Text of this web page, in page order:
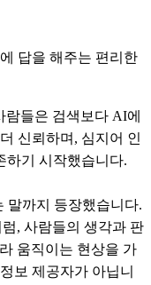
답을 해주는 편리한
들은 검색보다 AI에
신뢰하며, 심지어 인
하기 시작했습니다.
말까지 등장했습니다.
, 사람들의 생각과 판
움직이는 현상을 가
보 제공자가 아닙니